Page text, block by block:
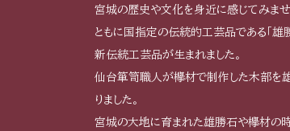
宮城の歴史や文化を身近に感じてみませ
ともに国指定の伝統的工芸品である「雄
新伝統工芸品が生まれました。
仙台箪笥職人が欅材で制作した木部を
りました。
宮城の大地に育まれた雄勝石や欅材の